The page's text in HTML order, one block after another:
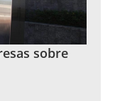
sobre